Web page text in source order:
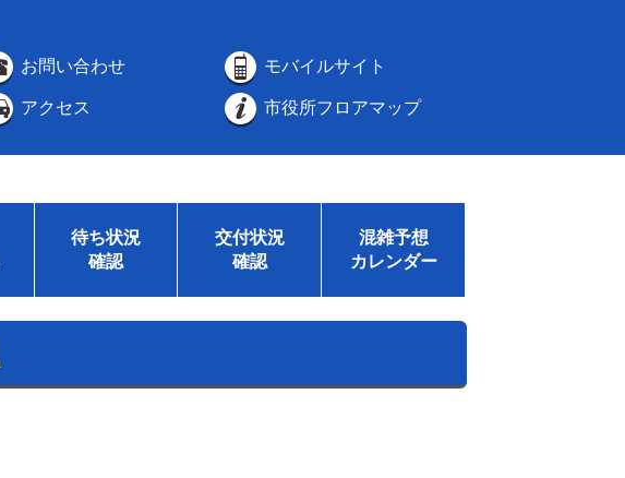
お問い合わせ モバイルサイト
アクセス 市役所フロアマップ
待ち状況
確認
交付状況
確認
混雑予想
カレンダー